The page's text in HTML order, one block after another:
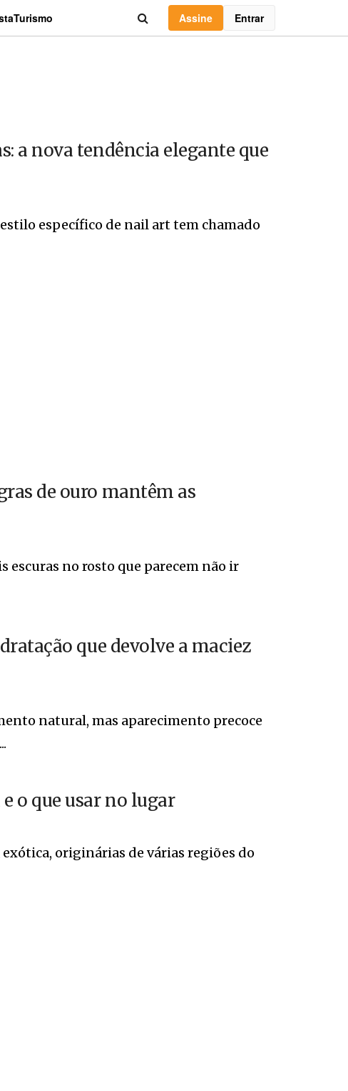
Turismo Assine Entrar
a nova tendência elegante que
específico de nail art tem chamado
de ouro mantêm as
escuras no rosto que parecem não ir
que devolve a maciez
natural, mas aparecimento precoce
o que usar no lugar
originárias de várias regiões do